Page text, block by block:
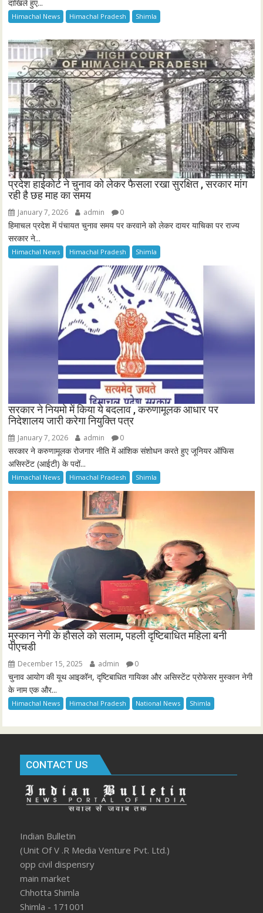
दाखिले हुए...
Himachal News Himachal Pradesh Shimla
प्रदेश हाईकोर्ट ने चुनाव को लेकर फैसला रखा सुरक्षित , सरकार मांग
रही है छह माह का समय
January 7, 2026 admin 0
हिमाचल प्रदेश में पंचायत चुनाव समय पर करवाने को लेकर दायर याचिका पर राज्य
सरकार ने...
Himachal News Himachal Pradesh Shimla
सरकार ने नियमो में किया ये बदलाव , करुणामूलक आधार पर
निदेशालय जारी करेगा नियुक्ति पत्र
January 7, 2026 admin 0
सरकार ने करुणामूलक रोजगार नीति में आंशिक संशोधन करते हुए जूनियर ऑफिस
असिस्टेंट (आईटी) के पदों...
Himachal News Himachal Pradesh Shimla
मुस्कान नेगी के हौसले को सलाम, पहली दृष्टिबाधित महिला बनी
पीएचडी
December 15, 2025 admin 0
चुनाव आयोग की यूथ आइकॉन, दृष्टिबाधित गायिका और असिस्टेंट प्रोफेसर मुस्कान नेगी
के नाम एक और...
Himachal News Himachal Pradesh National News Shimla
CONTACT US
Indian Bulletin
(Unit Of V .R Media Venture Pvt. Ltd.)
opp civil dispensry
main market
Chhotta Shimla
Shimla - 171001